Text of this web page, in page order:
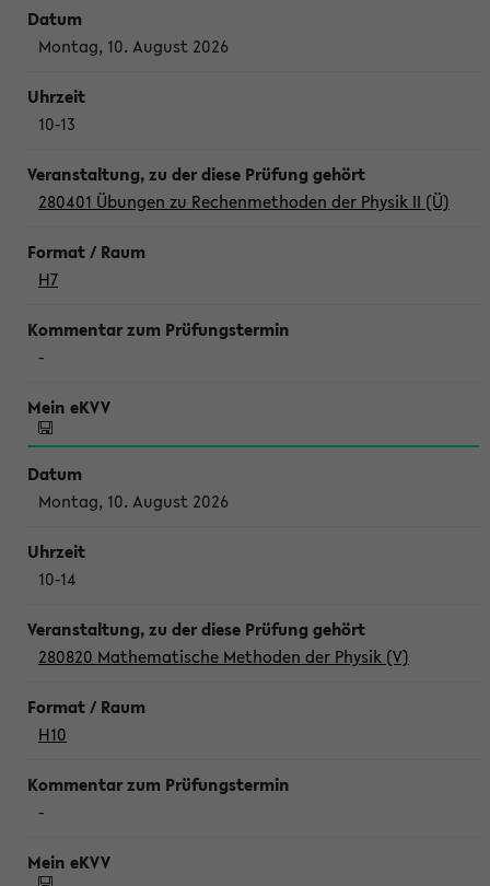
Montag, 10. August 2026
10-13
280401 Übungen zu Rechenmethoden der Physik II (Ü)
H7
-
Montag, 10. August 2026
10-14
280820 Mathematische Methoden der Physik (V)
H10
-